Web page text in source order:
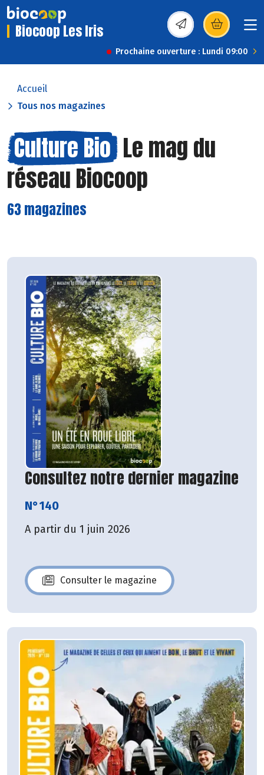
Biocoop Les Iris (s’ouvre dans une
Prochaine ouverture : Lundi 09:00
Accueil
Tous nos magazines
Culture Bio Le mag du
réseau Biocoop
63 magazines
Consultez notre dernier magazine
N°140
A partir du 1 juin 2026
Consulter le magazine
N°140